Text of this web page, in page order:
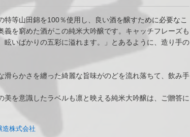
特等山田錦を100％使用し、良い酒を醸すために必要なこ
義を窮めた酒がこの純米大吟醸です。キャッチフレーズも
眩いばかりの五彩に溢れます。」とあるように、造り手の
滑らかさを纏った綺麗な旨味がのどを流れ落ちて、飲み手
を意識したラベルも凛と映える純米大吟醸は、ご贈答に
造株式会社